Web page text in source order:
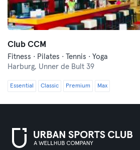
Club CCM
Fitness · Pilates · Tennis · Yoga
Harburg, Unner de Bult 39
Essential Classic Premium Max